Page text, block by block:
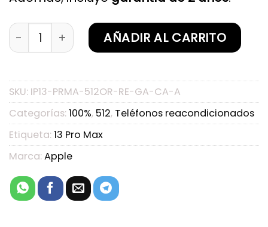
iPhone 13 Pro Max Oro 512GB
AÑADIR AL CARRITO
SKU: IP13-PRMA-512OR-RE-GA-CA-A
Categorías: 100%, 512, Teléfonos reacondicionados
Etiqueta: 13 Pro Max
Marca: Apple